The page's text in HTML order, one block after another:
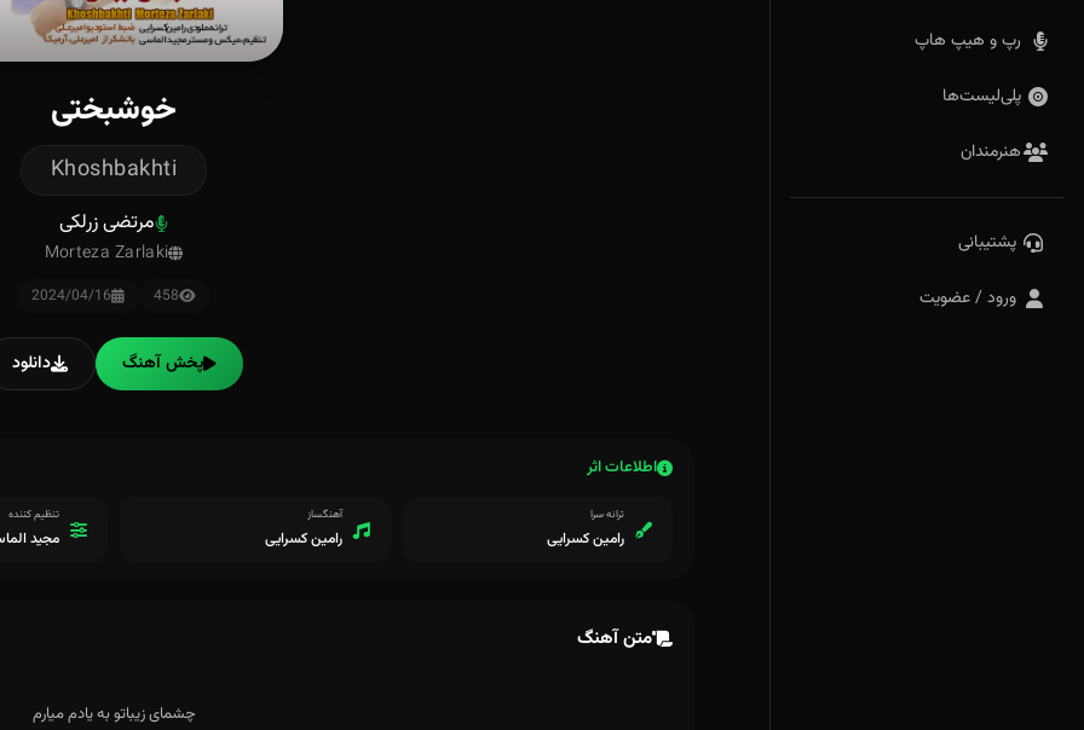
رپ و هیپ هاپ
پلی‌لیست‌ها
هنرمندان
پشتیبانی
ورود / عضویت
خوشبختی
Khoshbakhti
مرتضی زرلکی
Morteza Zarlaki
458
2024/04/16
پخش آهنگ دانلود
اطلاعات اثر
ترانه سرا
رامین کسرایی
آهنگساز
رامین کسرایی
تنظیم کننده
مجید
متن آهنگ